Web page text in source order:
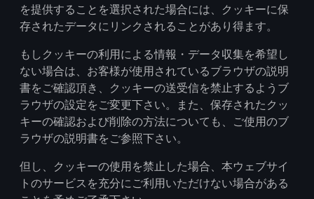
を提供することを選択された場合には、クッキーに保
存されたデータにリンクされることがあり得ます。
もしクッキーの利用による情報・データ収集を希望し
ない場合は、お客様が使用されているブラウザの説明
書をご確認頂き、クッキーの送受信を禁止するようブ
ラウザの設定をご変更下さい。また、保存されたクッ
キーの確認および削除の方法についても、ご使用のブ
ラウザの説明書をご参照下さい。
但し、クッキーの使用を禁止した場合、本ウェブサイ
トのサービスを充分にご利用いただけない場合がある